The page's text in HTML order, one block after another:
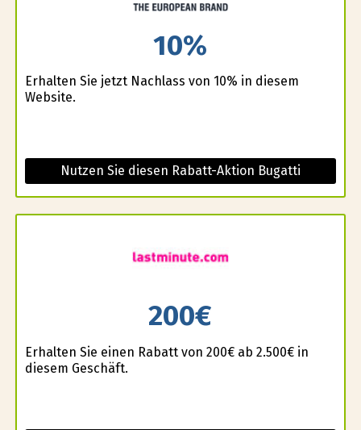
10%
Erhalten Sie jetzt Nachlass von 10% in diesem
Website.
Nutzen Sie diesen Rabatt-Aktion Bugatti
200€
Erhalten Sie einen Rabatt von 200€ ab 2.500€ in
diesem Geschäft.